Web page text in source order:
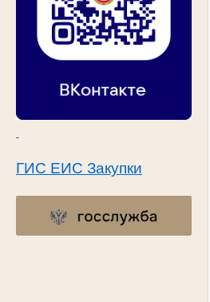
ГИС ЕИС Закупки